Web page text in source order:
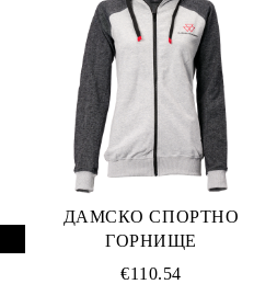
ДАМСКО СПОРТНО
ГОРНИЩЕ
€110.54